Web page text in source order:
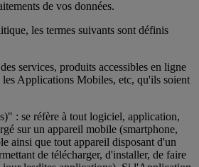
de vos données.
les termes suivants sont définis
services, produits accessibles en ligne
Applications Mobiles, etc, qu'ils soient
: se réfère à tout logiciel, application,
sur un appareil mobile (smartphone,
ainsi que tout appareil disposant d'un
de télécharger, d'installer, de faire